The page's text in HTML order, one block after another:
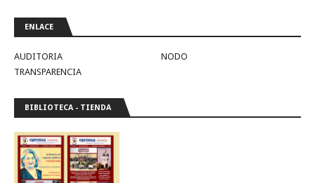
ENLACE
AUDITORIA
NODO
TRANSPARENCIA
BIBLIOTECA - TIENDA